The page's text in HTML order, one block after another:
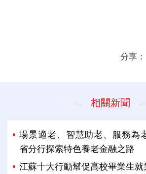
分享：
相關新聞
場景適老、智慧助老、服務
省分行探索特色養老金融之路
江蘇十大行動幫促高校畢業生就